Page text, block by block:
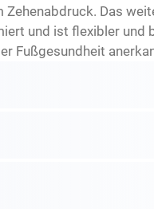
Das
und ist flexibler und
Fußgesundheit